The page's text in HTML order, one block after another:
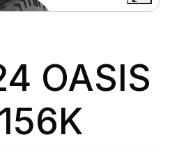
OASIS